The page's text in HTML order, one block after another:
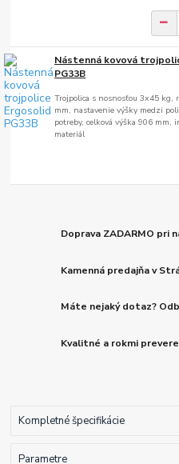
Nástenná kovová
PG33B
Trojpolica s nosnosťou 3x45 kg,
mm, nastavenie výšky medzi
potreby, celková výška 906 mm,
materiál
Doprava ZADARMO pri
Kamenná predajňa v
Máte nejaký dotaz?
Kvalitné a rokmi
Kompletné špecifikácie
Parametre